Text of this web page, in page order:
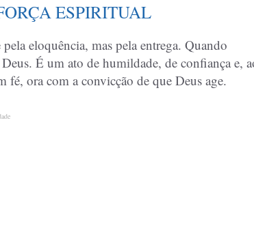
ESPIRITUAL
pela eloquência, mas pela entrega. Quando
É um ato de humildade, de confiança e,
ora com a convicção de que Deus age.